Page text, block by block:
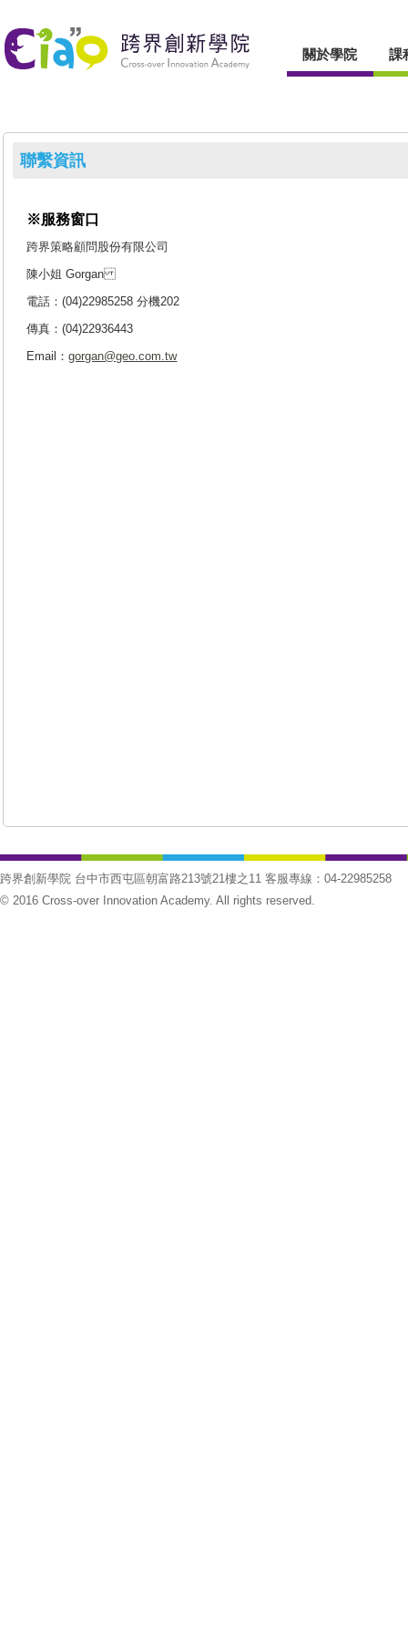
關於學院 課
聯繫資訊
※服務窗口
跨界策略顧問股份有限公司
陳小姐 Gorgan
電話：(04)22985258 分機202
傳真：(04)22936443
Email：gorgan@geo.com.tw
跨界創新學院 台中市西屯區朝富路213號21樓之11 客服專線：04-22985258
© 2016 Cross-over Innovation Academy. All rights reserved.